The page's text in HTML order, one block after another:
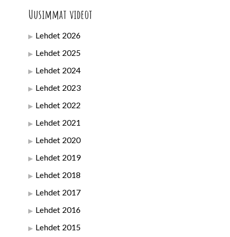
Uusimmat videot
Lehdet 2026
Lehdet 2025
Lehdet 2024
Lehdet 2023
Lehdet 2022
Lehdet 2021
Lehdet 2020
Lehdet 2019
Lehdet 2018
Lehdet 2017
Lehdet 2016
Lehdet 2015